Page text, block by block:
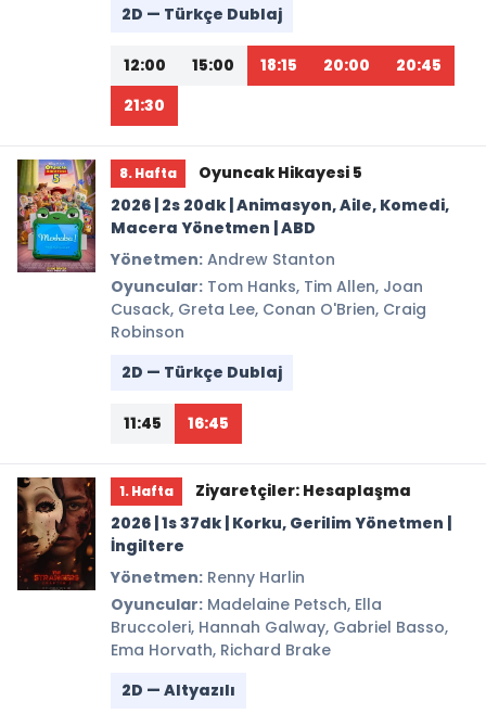
2D — Türkçe Dublaj
12:00 15:00 18:15 20:00
20:45
21:30
8. Hafta
Oyuncak Hikayesi 5
2026 | 2s 20dk | Animasyon, Aile, Komedi,
Macera Yönetmen | ABD
Yönetmen: Andrew Stanton
Oyuncular: Tom Hanks, Tim Allen, Joan
Cusack, Greta Lee, Conan O'Brien, Craig
Robinson
2D — Türkçe Dublaj
11:45 16:45
1. Hafta
Ziyaretçiler: Hesaplaşma
2026 | 1s 37dk | Korku, Gerilim Yönetmen |
İngiltere
Yönetmen: Renny Harlin
Oyuncular: Madelaine Petsch, Ella
Bruccoleri, Hannah Galway, Gabriel Basso,
Ema Horvath, Richard Brake
2D — Altyazılı